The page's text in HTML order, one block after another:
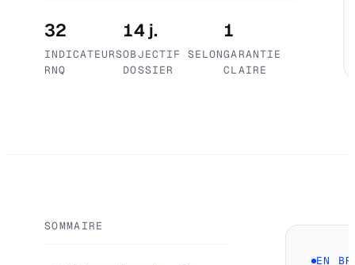
32
INDICATEURS
RNQ
14 j.
OBJECTIF SELON
DOSSIER
1
GARANTIE
CLAIRE
SOMMAIRE
EN